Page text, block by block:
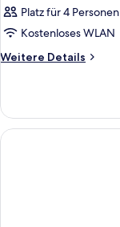
Platz für 4 Personen
Kostenloses WLAN
Weitere Details
Weitere